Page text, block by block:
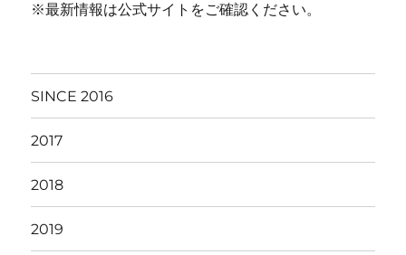
※最新情報は公式サイトをご確認ください。
SINCE 2016
2017
2018
2019